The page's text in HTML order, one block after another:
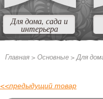
Для дома, сада и
интерьера
Главная > Основные >Для
<<предыдущий товар